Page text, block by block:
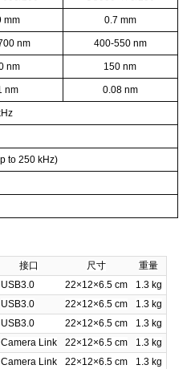
mm 0.7 mm
nm 400-550 nm
nm 150 nm
nm 0.08 nm
to 250 kHz)
接口 尺寸
重量
USB3.0 22×12×6.5 cm
1.3 kg
USB3.0 22×12×6.5 cm
1.3 kg
USB3.0 22×12×6.5 cm
1.3 kg
Camera Link 22×12×6.5 cm
1.3 kg
Camera Link 22×12×6.5 cm
1.3 kg